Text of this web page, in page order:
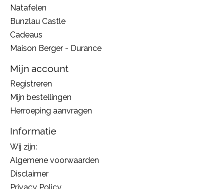
Natafelen
Bunzlau Castle
Cadeaus
Maison Berger - Durance
Mijn account
Registreren
Mijn bestellingen
Herroeping aanvragen
Informatie
Wij zijn:
Algemene voorwaarden
Disclaimer